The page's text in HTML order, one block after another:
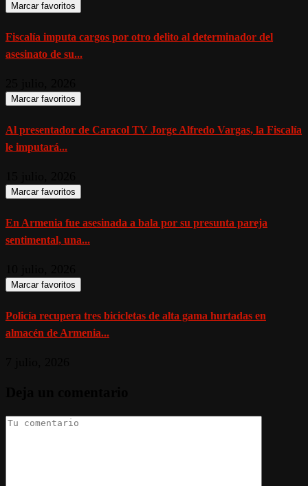
Marcar favoritos
Fiscalía imputa cargos por otro delito al determinador del
asesinato de su...
Marcar favoritos
Al presentador de Caracol TV Jorge Alfredo Vargas, la Fiscalía
le imputará...
Marcar favoritos
En Armenia fue asesinada a bala por su presunta pareja
sentimental, una...
Marcar favoritos
Policía recupera tres bicicletas de alta gama hurtadas en
almacén de Armenia...